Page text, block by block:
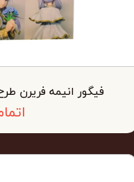
فیگور انیمه فریرن